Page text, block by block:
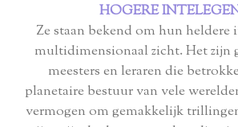
HOGERE
Ze staan ​​bekend om hun
multidimensionaal zicht. Het zijn
meesters en leraren die
planetaire bestuur van vele
vermogen om gemakkelijk